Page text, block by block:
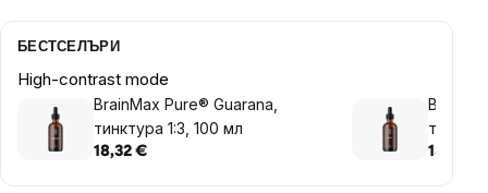
БЕСТСЕЛЪРИ
High-contrast mode
BrainMax Pure® Guarana,
тинктура 1:3, 100 мл
18,32 € 13,43 €